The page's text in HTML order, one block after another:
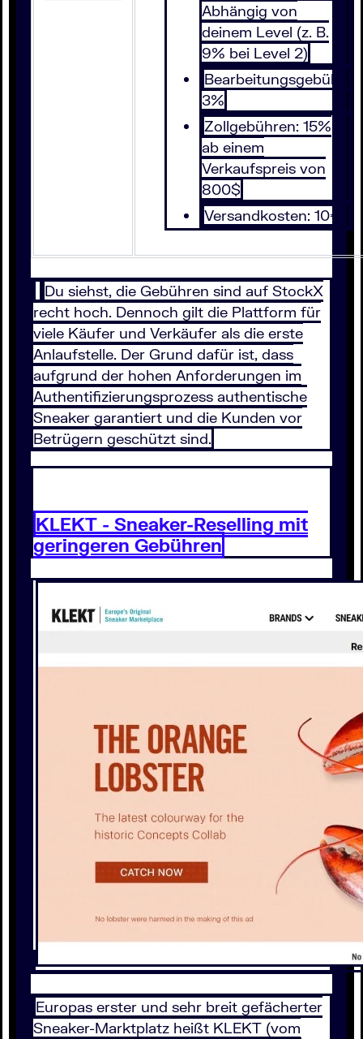
Abhängig von
deinem Level (z. B.
9% bei Level 2)
Bearbeitungsgebühr:
3%
Zollgebühren: 15%
ab einem
Verkaufspreis von
800$
Versandkosten: 10€
Du siehst, die Gebühren sind auf StockX
recht hoch. Dennoch gilt die Plattform für
viele Käufer und Verkäufer als die erste
Anlaufstelle. Der Grund dafür ist, dass
aufgrund der hohen Anforderungen im
Authentifizierungsprozess authentische
Sneaker garantiert und die Kunden vor
Betrügern geschützt sind.
KLEKT - Sneaker-Reselling mit
geringeren Gebühren
Europas erster und sehr breit gefächerter
Sneaker-Marktplatz heißt KLEKT (vom